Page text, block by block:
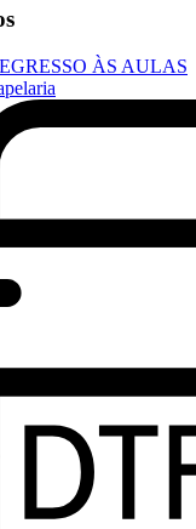
ÀS AULAS